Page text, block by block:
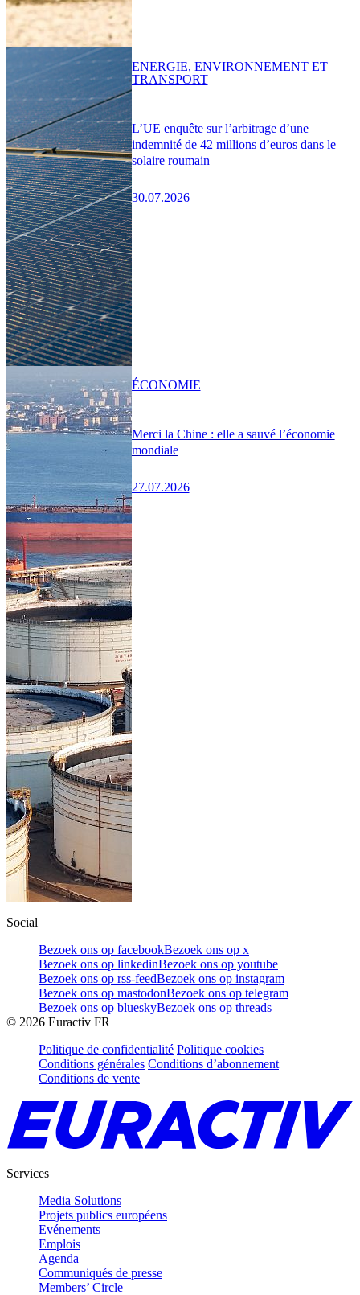
L’UE enquête sur l’arbitrage d’une
indemnité de 42 millions d’euros dans le
solaire roumain
30.07.2026
ENERGIE, ENVIRONNEMENT ET
TRANSPORT
Merci la Chine : elle a sauvé l’économie
mondiale
27.07.2026
ÉCONOMIE
Social
Bezoek ons op facebookBezoek ons op x
Bezoek ons op linkedinBezoek ons op youtube
Bezoek ons op rss-feedBezoek ons op instagram
Bezoek ons op mastodonBezoek ons op telegram
Bezoek ons op blueskyBezoek ons op threads
© 2026 Euractiv FR
Politique de confidentialité Politique cookies
Conditions générales Conditions d’abonnement
Conditions de vente
Services
Media Solutions
Projets publics européens
Evénements
Emplois
Agenda
Communiqués de presse
Members’ Circle